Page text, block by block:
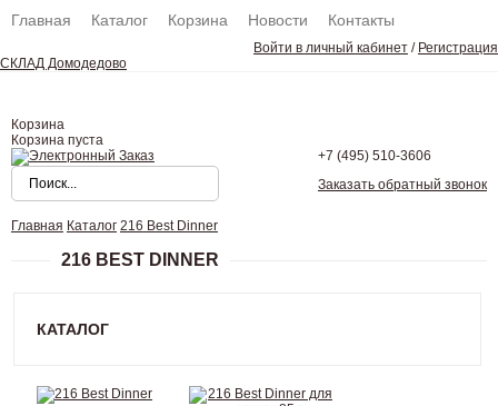
Главная Каталог Корзина Новости Контакты
Войти в личный кабинет / Регистрация
СКЛАД Домодедово
Корзина
Корзина пуста
+7 (495) 510-3606
Заказать обратный звонок
Главная Каталог 216 Best Dinner
216 BEST DINNER
КАТАЛОГ